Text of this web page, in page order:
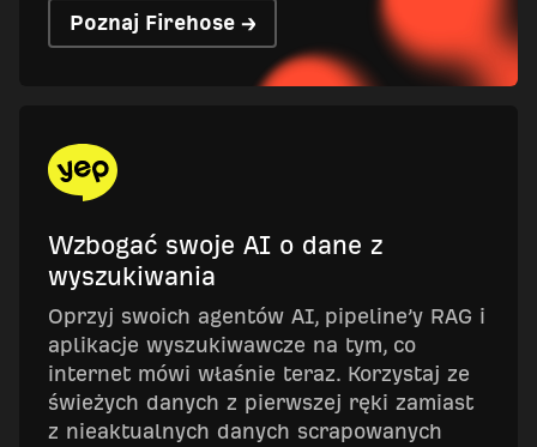
Poznaj Firehose →
Wzbogać swoje AI o dane z
wyszukiwania
Oprzyj swoich agentów AI, pipeline’y RAG i
aplikacje wyszukiwawcze na tym, co
internet mówi właśnie teraz. Korzystaj ze
świeżych danych z pierwszej ręki zamiast
z nieaktualnych danych scrapowanych